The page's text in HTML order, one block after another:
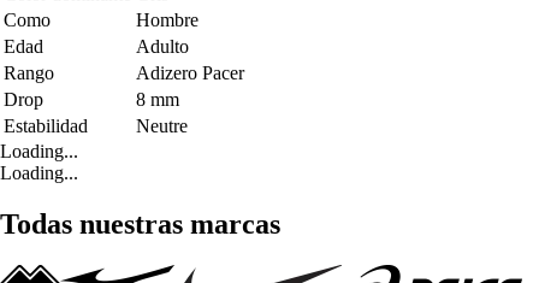
Como
Hombre
Edad
Adulto
Rango
Adizero Pacer
Drop
8 mm
Estabilidad
Neutre
Loading...
Loading...
Todas nuestras marcas